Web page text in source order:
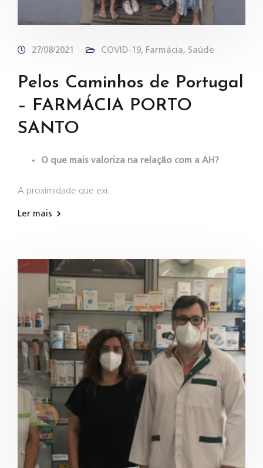
27/08/2021 COVID-19, Farmácia, Saúde
Pelos Caminhos de Portugal
– FARMÁCIA PORTO
SANTO
O que mais valoriza na relação com a AH?
A proximidade que exi…
Ler mais